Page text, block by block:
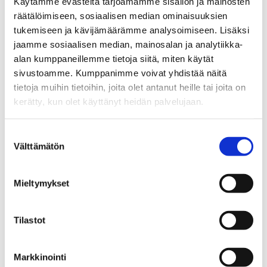
räätälöimiseen, sosiaalisen median ominaisuuksien
tukemiseen ja kävijämäärämme analysoimiseen. Lisäksi
jaamme sosiaalisen median, mainosalan ja analytiikka-
alan kumppaneillemme tietoja siitä, miten käytät
sivustoamme. Kumppanimme voivat yhdistää näitä
tietoja muihin tietoihin, joita olet antanut heille tai joita on
kerätty, kun olet käyttänyt heidän palvelujaan.
valinta
Välttämätön
Mieltymykset
Tilastot
Markkinointi
KATSO HENKILÖN ESITTELY